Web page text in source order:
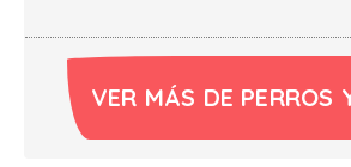
VER MÁS DE PERROS